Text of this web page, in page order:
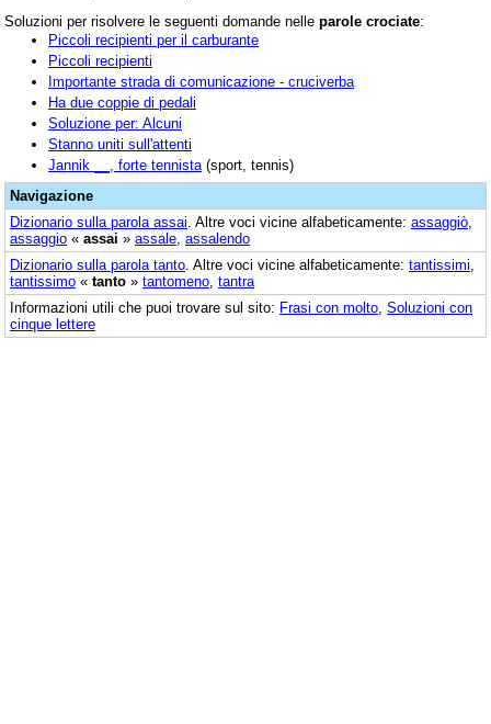
Soluzioni per risolvere le seguenti domande nelle parole crociate:
Piccoli recipienti per il carburante
Piccoli recipienti
Importante strada di comunicazione - cruciverba
Ha due coppie di pedali
Soluzione per: Alcuni
Stanno uniti sull'attenti
Jannik __, forte tennista (sport, tennis)
Navigazione
Dizionario sulla parola assai . Altre voci vicine alfabeticamente: assaggiò
assaggio « assai » assale assalendo
Dizionario sulla parola tanto . Altre voci vicine alfabeticamente: tantissimi
tantissimo « tanto » tantomeno tantra
Informazioni utili che puoi trovare sul sito: Frasi con molto Soluzioni con
cinque lettere